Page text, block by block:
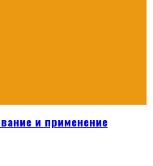
и применение